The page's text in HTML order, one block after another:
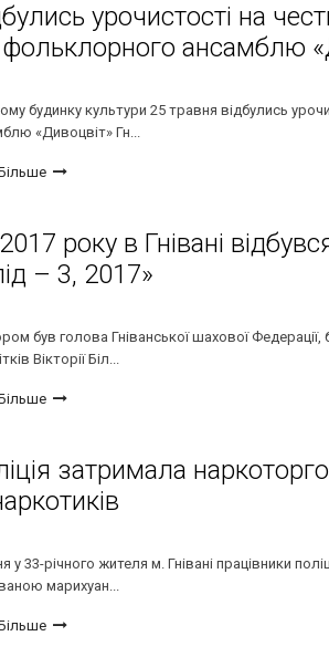
урочистості на
ансамблю
будинку культури 25 травня відбулись
«Дивоцвіт» Гн...
року в Гнівані
– 3, 2017»
був голова Гніванської шахової
Вікторії Біл...
затримала
у 33-річного жителя м. Гнівані працівники
марихуан...